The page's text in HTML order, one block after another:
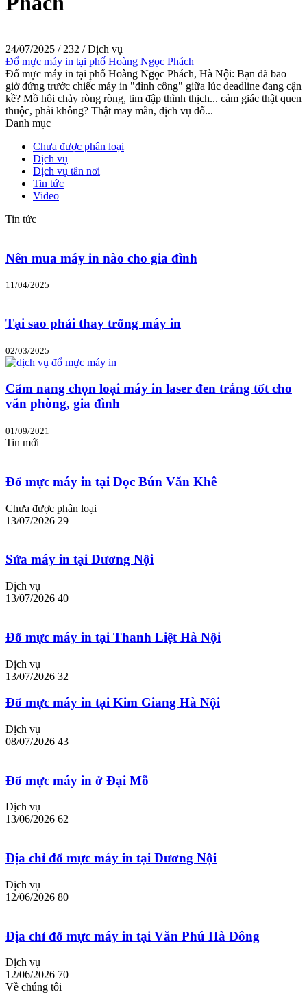
24/07/2025 / 232 /Dịch vụ
Đổ mực máy in tại phố Hoàng Ngọc Phách
Đổ mực máy in tại phố Hoàng Ngọc Phách, Hà Nội: Bạn đã bao
giờ đứng trước chiếc máy in "đình công" giữa lúc deadline đang cận
kề? Mồ hôi chảy ròng ròng, tim đập thình thịch... cảm giác thật quen
thuộc, phải không? Thật may mắn, dịch vụ đổ...
Danh mục
Chưa được phân loại
Dịch vụ
Dịch vụ tân nơi
Tin tức
Video
Tin tức
Nên mua máy in nào cho gia đình
11/04/2025
Tại sao phải thay trống máy in
02/03/2025
Cẩm nang chọn loại máy in laser đen trắng tốt cho
văn phòng, gia đình
01/09/2021
Tin mới
Đổ mực máy in tại Dọc Bún Văn Khê
Chưa được phân loại
13/07/2026 29
Sửa máy in tại Dương Nội
Dịch vụ
13/07/2026 40
Đổ mực máy in tại Thanh Liệt Hà Nội
Dịch vụ
13/07/2026 32
Đổ mực máy in tại Kim Giang Hà Nội
Dịch vụ
08/07/2026 43
Đổ mực máy in ở Đại Mỗ
Dịch vụ
13/06/2026 62
Địa chỉ đổ mực máy in tại Dương Nội
Dịch vụ
12/06/2026 80
Địa chỉ đổ mực máy in tại Văn Phú Hà Đông
Dịch vụ
12/06/2026 70
Về chúng tôi